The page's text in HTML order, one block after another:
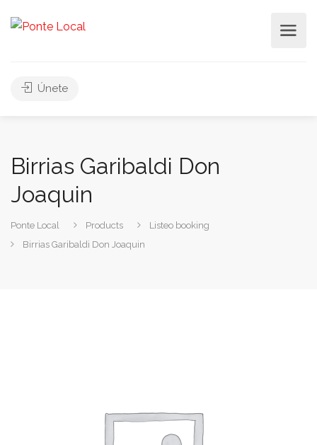
Únete
Birrias Garibaldi Don
Joaquin
Ponte Local Products
Listeo booking
Birrias Garibaldi Don Joaquin